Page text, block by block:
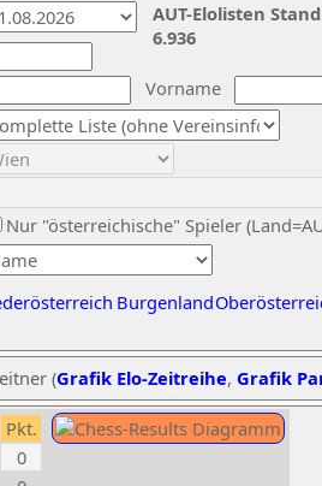
Vorname
Nur "österreichische" Spieler
Burgenland
AUT-Elolisten
6.936
(Grafik Elo-Zeitreihe, Grafik
Pkt.
0